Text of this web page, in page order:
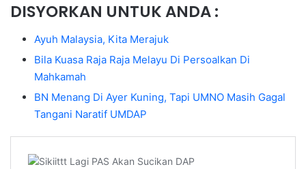
DISYORKAN UNTUK ANDA :
Ayuh Malaysia, Kita Merajuk
Bila Kuasa Raja Raja Melayu Di Persoalkan Di
Mahkamah
BN Menang Di Ayer Kuning, Tapi UMNO Masih Gagal
Tangani Naratif UMDAP